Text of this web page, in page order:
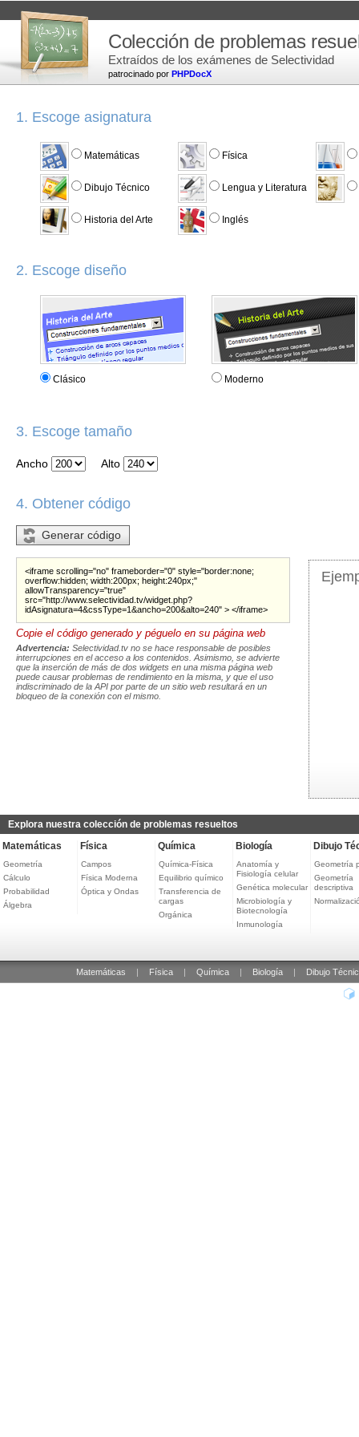
patrocinado por PHPDocX
Colección de problemas
Extraídos de los exámenes de Selectividad
1. Escoge asignatura
Matemáticas Física
Dibujo Técnico Lengua y Literatura
Historia del Arte Inglés
2. Escoge diseño
Clásico Moderno
3. Escoge tamaño
Ancho Alto
4. Obtener código
Generar código
<iframe scrolling="no" frameborder="0" style="border:none;
overflow:hidden; width:200px; height:240px;"
allowTransparency="true"
src="http://www.selectividad.tv/widget.php?
idAsignatura=4&cssType=1&ancho=200&alto=240" > </iframe>
Copie el código generado y péguelo en su página web
Advertencia: Selectividad.tv no se hace responsable de posibles
interrupciones en el acceso a los contenidos. Asimismo, se advierte
que la inserción de más de dos widgets en una misma página web
puede causar problemas de rendimiento en la misma, y que el uso
indiscriminado de la API por parte de un sitio web resultará en un
bloqueo de la conexión con el mismo.
Explora nuestra colección de problemas resueltos
Matemáticas
Geometría
Cálculo
Probabilidad
Álgebra
Física
Campos
Física Moderna
Óptica y Ondas
Química
Química-Física
Equilibrio químico
Transferencia de
cargas
Orgánica
Biología
Anatomía y
Fisiología celular
Genética molecular
Microbiología y
Biotecnología
Inmunología
Dibujo
Geometría
Geometría
descriptiva
Matemáticas | Física | Química | Biología | Dibujo